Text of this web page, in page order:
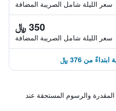
سعر الليلة شامل الصريبة المضافة
350 ﷼
سعر الليلة شامل الصريبة المضافة
والرسوم المستحقة عند